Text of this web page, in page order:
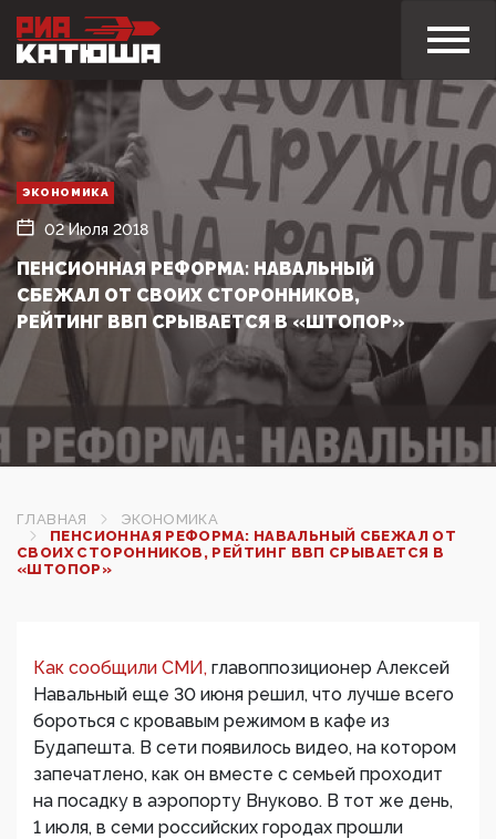
ЭКОНОМИКА
02 Июля 2018
ПЕНСИОННАЯ РЕФОРМА: НАВАЛЬНЫЙ
СБЕЖАЛ ОТ СВОИХ СТОРОННИКОВ,
РЕЙТИНГ ВВП СРЫВАЕТСЯ В «ШТОПОР»
ГЛАВНАЯ
ЭКОНОМИКА
ПЕНСИОННАЯ РЕФОРМА: НАВАЛЬНЫЙ СБЕЖАЛ ОТ
СВОИХ СТОРОННИКОВ, РЕЙТИНГ ВВП СРЫВАЕТСЯ В
«ШТОПОР»
Как сообщили СМИ, главоппозиционер Алексей
Навальный еще 30 июня решил, что лучше всего
бороться с кровавым режимом в кафе из
Будапешта. В сети появилось видео, на котором
запечатлено, как он вместе с семьей проходит
на посадку в аэропорту Внуково. В тот же день,
1 июля, в семи российских городах прошли